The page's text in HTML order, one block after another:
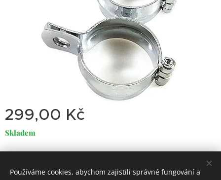
299,00 Kč
Skladem
DirtyMotorcycleGarage
Používáme cookies, abychom zajistili správné fungování a